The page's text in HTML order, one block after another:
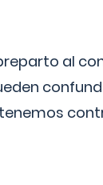
al